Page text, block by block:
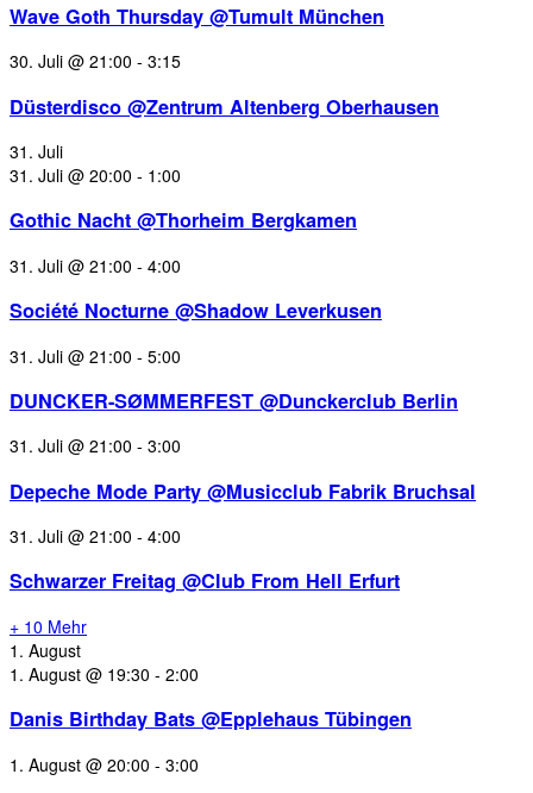
Wave Goth Thursday @Tumult München
30. Juli @ 21:00 - 3:15
Düsterdisco @Zentrum Altenberg Oberhausen
31. Juli
31. Juli @ 20:00 - 1:00
Gothic Nacht @Thorheim Bergkamen
31. Juli @ 21:00 - 4:00
Société Nocturne @Shadow Leverkusen
31. Juli @ 21:00 - 5:00
DUNCKER-SØMMERFEST @Dunckerclub Berlin
31. Juli @ 21:00 - 3:00
Depeche Mode Party @Musicclub Fabrik Bruchsal
31. Juli @ 21:00 - 4:00
Schwarzer Freitag @Club From Hell Erfurt
+ 10 Mehr
1. August
1. August @ 19:30 - 2:00
Danis Birthday Bats @Epplehaus Tübingen
1. August @ 20:00 - 3:00